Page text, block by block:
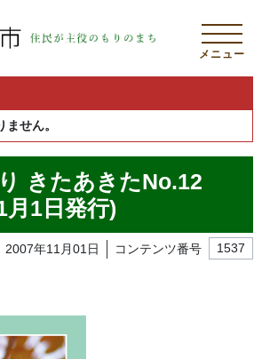
メニュー
せん。
きたあきたNo.12
月1日発行)
2007年11月01日 コンテンツ番号 1537